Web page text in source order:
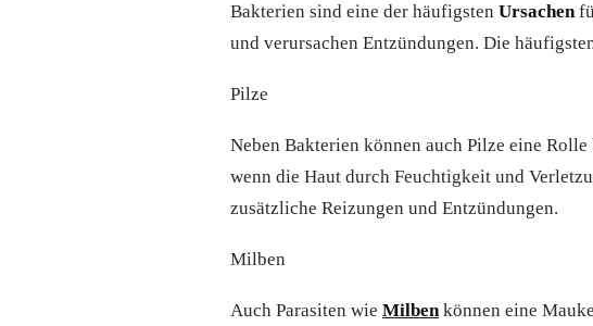
Bakterien sind eine der häufigsten Ursachen
und verursachen Entzündungen. Die
Pilze
Neben Bakterien können auch Pilze eine
wenn die Haut durch Feuchtigkeit und
zusätzliche Reizungen und Entzündungen.
Milben
Auch Parasiten wie Milbenkönnen eine